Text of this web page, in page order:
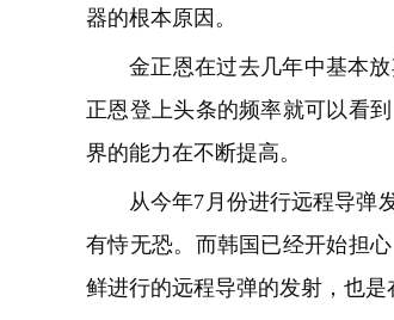
器的根本原因。
金正恩在过去几年中基本
正恩登上头条的频率就可以看
界的能力在不断提高。
从今年7月份进行远程导弹
有恃无恐。而韩国已经开始担
鲜进行的远程导弹的发射，也是